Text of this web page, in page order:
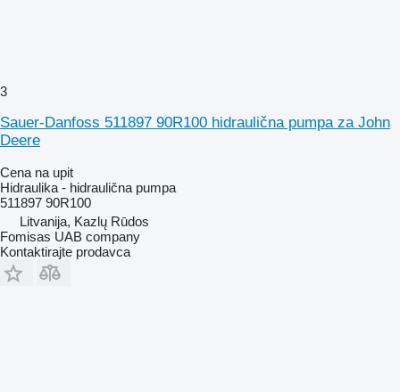
3
Sauer-Danfoss 511897 90R100 hidraulična pumpa za John
Deere
Cena na upit
Hidraulika - hidraulična pumpa
511897 90R100
Litvanija, Kazlų Rūdos
Fomisas UAB company
Kontaktirajte prodavca